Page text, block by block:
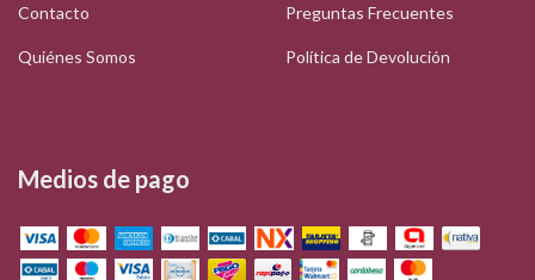
Contacto Preguntas Frecuentes
Quiénes Somos Política de Devolución
Medios de pago